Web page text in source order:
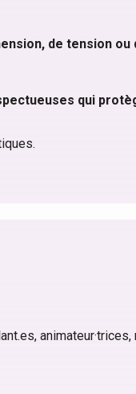
de tension ou
qui